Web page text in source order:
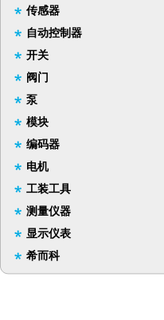
传感器
自动控制器
开关
阀门
泵
模块
编码器
电机
工装工具
测量仪器
显示仪表
希而科